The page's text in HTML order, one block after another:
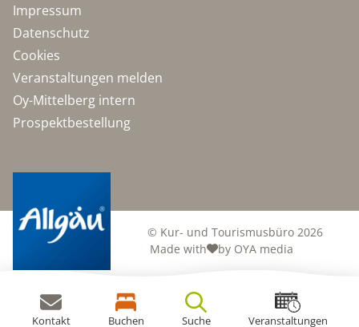
Impressum
Datenschutz
Cookies
Veranstaltungen melden
Oy-Mittelberg intern
Prospektbestellung
© Kur- und Tourismusbüro 2026
Made with
by OYA media
Kontakt Buchen Suche Veranstaltungen